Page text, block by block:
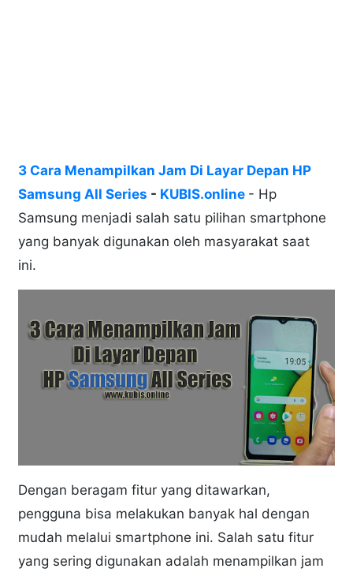
3 Cara Menampilkan Jam Di Layar Depan HP
Samsung All Series - KUBIS.online - Hp
Samsung menjadi salah satu pilihan smartphone
yang banyak digunakan oleh masyarakat saat
ini.
Dengan beragam fitur yang ditawarkan,
pengguna bisa melakukan banyak hal dengan
mudah melalui smartphone ini. Salah satu fitur
yang sering digunakan adalah menampilkan jam